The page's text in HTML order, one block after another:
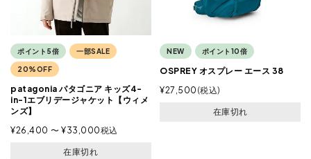
ポイント5倍 一部SALE
20%OFF
patagonia パタゴニア キッズ4-
in-1エブリデージャケット【ウィメ
ンズ】
¥26,400 〜 ¥33,000税込
在庫切れ
NEW ポイント10倍
OSPREY オスプレー エース 38
¥27,500 税込
在庫切れ